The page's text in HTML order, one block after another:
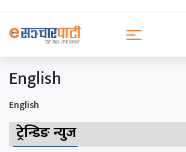
English
English
ट्रेन्डिङ न्युज